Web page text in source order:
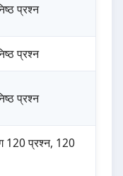
प्रश्न
प्रश्न
प्रश्न
120 प्रश्न, 120